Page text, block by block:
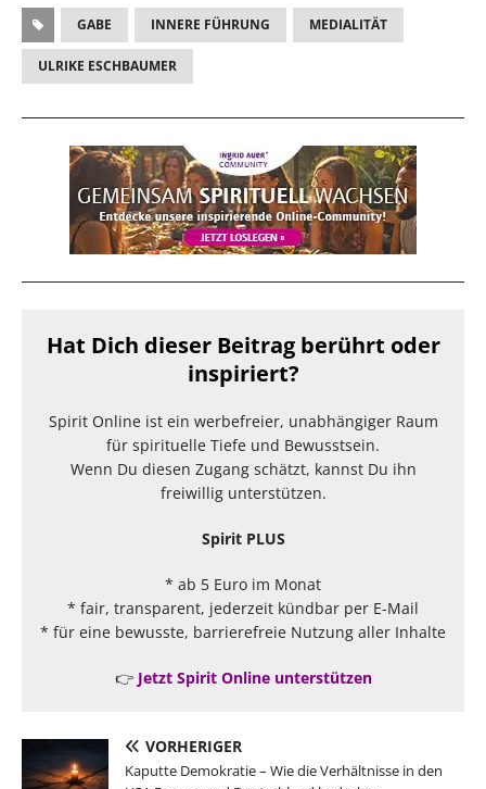
GABE INNERE FÜHRUNG MEDIALITÄT
ULRIKE ESCHBAUMER
Hat Dich dieser Beitrag berührt oder
inspiriert?
Spirit Online ist ein werbefreier, unabhängiger Raum
für spirituelle Tiefe und Bewusstsein.
Wenn Du diesen Zugang schätzt, kannst Du ihn
freiwillig unterstützen.
Spirit PLUS
* ab 5 Euro im Monat
* fair, transparent, jederzeit kündbar per E-Mail
* für eine bewusste, barrierefreie Nutzung aller Inhalte
👉 Jetzt Spirit Online unterstützen
VORHERIGER
Kaputte Demokratie – Wie die Verhältnisse in den